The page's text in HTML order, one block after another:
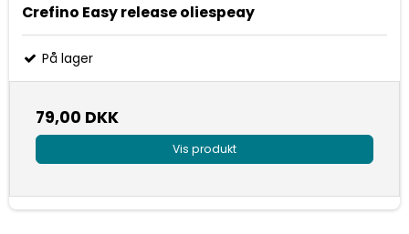
Crefino Easy release oliespeay
På lager
79,00 DKK
Vis produkt